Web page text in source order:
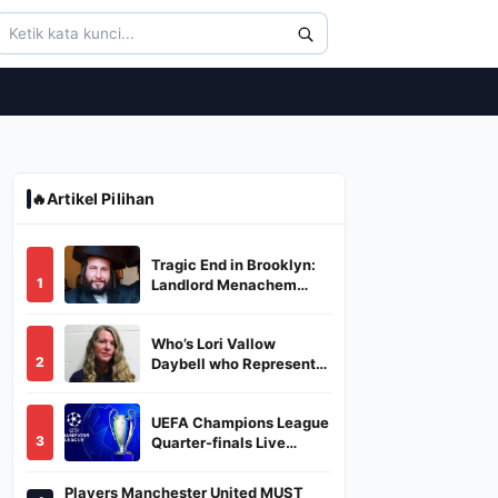
🔥Artikel Pilihan
1
Tragic End in Brooklyn:
Landlord Menachem
Burned in a Dumpster
2
Who’s Lori Vallow
Daybell who Represents
3
UEFA Champions League
Quarter-finals Live
Players Manchester United MUST